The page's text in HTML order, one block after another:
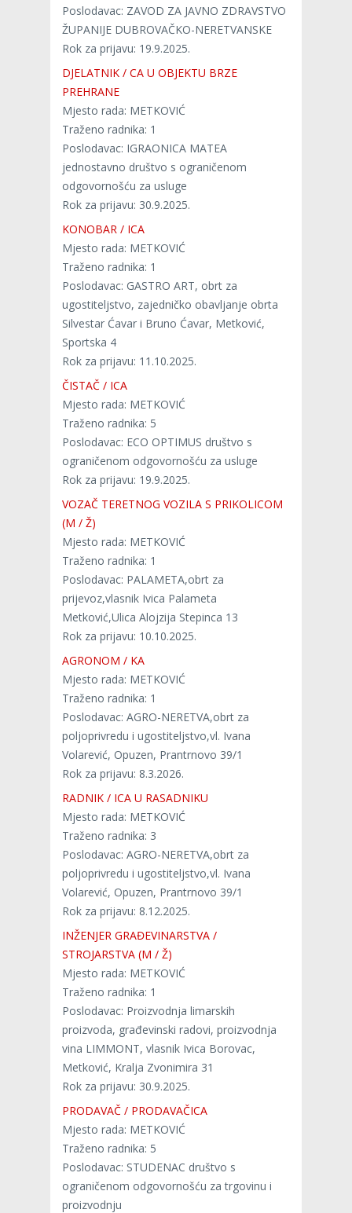
Poslodavac: ZAVOD ZA JAVNO ZDRAVSTVO
ŽUPANIJE DUBROVAČKO-NERETVANSKE
Rok za prijavu: 19.9.2025.
DJELATNIK / CA U OBJEKTU BRZE
PREHRANE
Mjesto rada: METKOVIĆ
Traženo radnika: 1
Poslodavac: IGRAONICA MATEA
jednostavno društvo s ograničenom
odgovornošću za usluge
Rok za prijavu: 30.9.2025.
KONOBAR / ICA
Mjesto rada: METKOVIĆ
Traženo radnika: 1
Poslodavac: GASTRO ART, obrt za
ugostiteljstvo, zajedničko obavljanje obrta
Silvestar Ćavar i Bruno Ćavar, Metković,
Sportska 4
Rok za prijavu: 11.10.2025.
ČISTAČ / ICA
Mjesto rada: METKOVIĆ
Traženo radnika: 5
Poslodavac: ECO OPTIMUS društvo s
ograničenom odgovornošću za usluge
Rok za prijavu: 19.9.2025.
VOZAČ TERETNOG VOZILA S PRIKOLICOM
(M / Ž)
Mjesto rada: METKOVIĆ
Traženo radnika: 1
Poslodavac: PALAMETA,obrt za
prijevoz,vlasnik Ivica Palameta
Metković,Ulica Alojzija Stepinca 13
Rok za prijavu: 10.10.2025.
AGRONOM / KA
Mjesto rada: METKOVIĆ
Traženo radnika: 1
Poslodavac: AGRO-NERETVA,obrt za
poljoprivredu i ugostiteljstvo,vl. Ivana
Volarević, Opuzen, Prantrnovo 39/1
Rok za prijavu: 8.3.2026.
RADNIK / ICA U RASADNIKU
Mjesto rada: METKOVIĆ
Traženo radnika: 3
Poslodavac: AGRO-NERETVA,obrt za
poljoprivredu i ugostiteljstvo,vl. Ivana
Volarević, Opuzen, Prantrnovo 39/1
Rok za prijavu: 8.12.2025.
INŽENJER GRAĐEVINARSTVA /
STROJARSTVA (M / Ž)
Mjesto rada: METKOVIĆ
Traženo radnika: 1
Poslodavac: Proizvodnja limarskih
proizvoda, građevinski radovi, proizvodnja
vina LIMMONT, vlasnik Ivica Borovac,
Metković, Kralja Zvonimira 31
Rok za prijavu: 30.9.2025.
PRODAVAČ / PRODAVAČICA
Mjesto rada: METKOVIĆ
Traženo radnika: 5
Poslodavac: STUDENAC društvo s
ograničenom odgovornošću za trgovinu i
proizvodnju